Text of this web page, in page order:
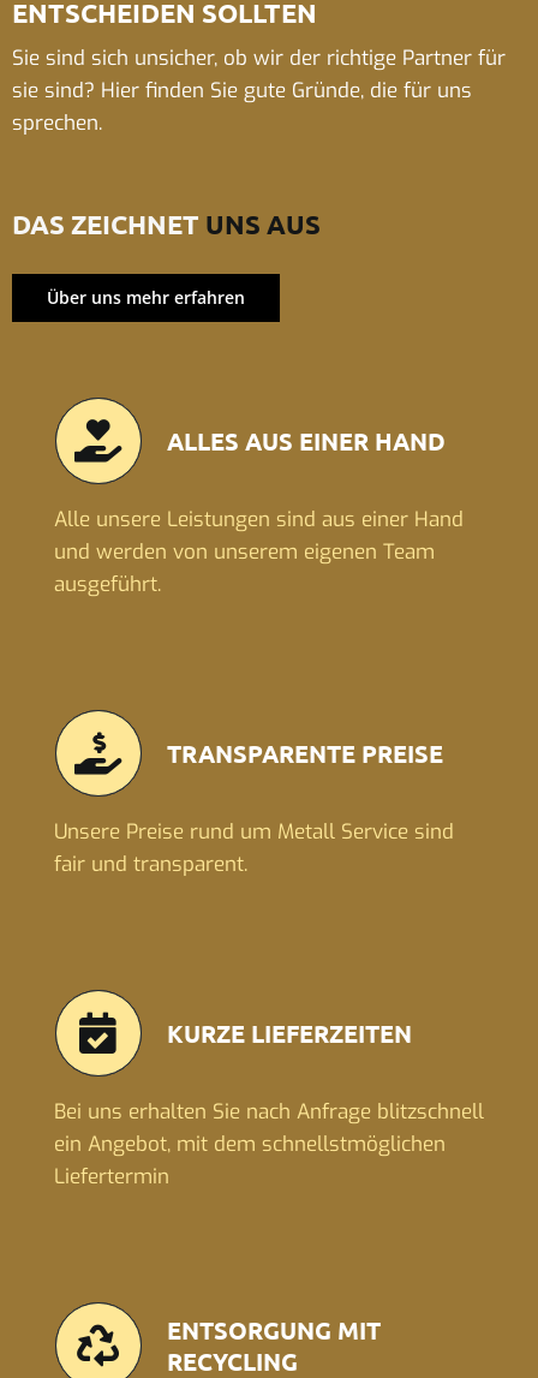
ENTSCHEIDEN SOLLTEN
Sie sind sich unsicher, ob wir der richtige Partner für
sie sind? Hier finden Sie gute Gründe, die für uns
sprechen.
DAS ZEICHNET UNS AUS
Über uns mehr erfahren
ALLES AUS EINER HAND
Alle unsere Leistungen sind aus einer Hand
und werden von unserem eigenen Team
ausgeführt.
TRANSPARENTE PREISE
Unsere Preise rund um Metall Service sind
fair und transparent.
KURZE LIEFERZEITEN
Bei uns erhalten Sie nach Anfrage blitzschnell
ein Angebot, mit dem schnellstmöglichen
Liefertermin
ENTSORGUNG MIT
RECYCLING